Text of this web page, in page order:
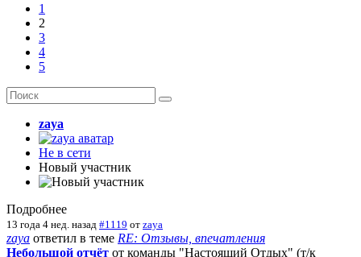
1
2
3
4
5
zaya
Не в сети
Новый участник
Подробнее
13 года 4 нед. назад #1119 от zaya
zaya ответил в теме RE: Отзывы, впечатления
Небольшой отчёт от команды "Настоящий Отдых" (т/к